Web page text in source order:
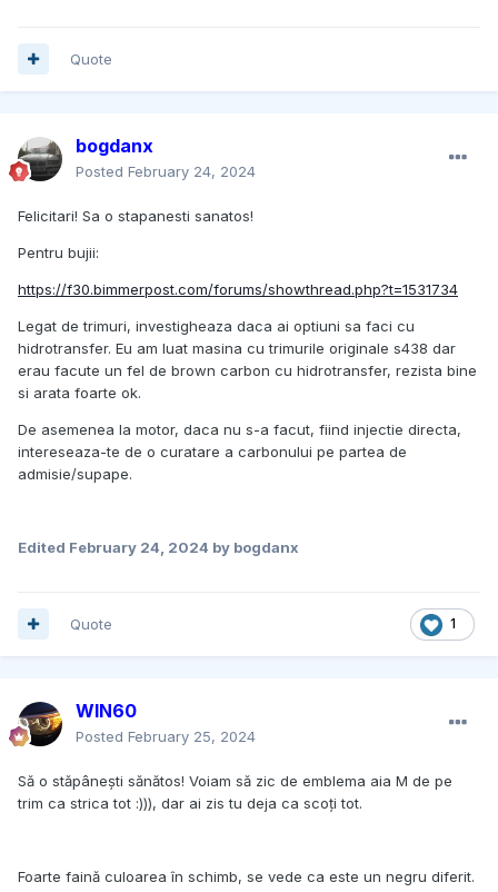
Quote
bogdanx
Posted February 24, 2024
Felicitari! Sa o stapanesti sanatos!
Pentru bujii:
https://f30.bimmerpost.com/forums/showthread.php?t=1531734
Legat de trimuri, investigheaza daca ai optiuni sa faci cu
hidrotransfer. Eu am luat masina cu trimurile originale s438 dar
erau facute un fel de brown carbon cu hidrotransfer, rezista bine
si arata foarte ok.
De asemenea la motor, daca nu s-a facut, fiind injectie directa,
intereseaza-te de o curatare a carbonului pe partea de
admisie/supape.
Edited February 24, 2024 by bogdanx
1
Quote
WIN60
Posted February 25, 2024
Să o stăpânești sănătos! Voiam să zic de emblema aia M de pe
trim ca strica tot :))), dar ai zis tu deja ca scoți tot.
Foarte faină culoarea în schimb, se vede ca este un negru diferit.